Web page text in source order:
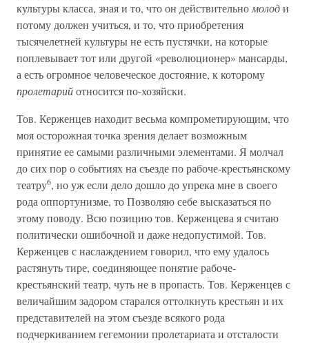
культуры класса, зная и то, что он действительно молоди
потому должен учиться, и то, что приобретения
тысячелетней культуры не есть пустячки, на которые
поплевывает тот или другой «революционер» мансарды,
а есть огромное человеческое достояние, к которому
пролетарийотносится по-хозяйски.
Тов. Керженцев находит весьма компрометирующим, что
моя осторожная точка зрения делает возможным
принятие ее самыми различными элементами. Я молчал
до сих пор о событиях на съезде по рабоче-крестьянскому
театру6, но уж если дело дошло до упрека мне в своего
рода оппортунизме, то Позволяю себе высказаться по
этому поводу. Всю позицию тов. Керженцева я считаю
политически ошибочной и даже недопустимой. Тов.
Керженцев с наслаждением говорил, что ему удалось
растянуть тире, соединяющее понятие рабоче-
крестьянский театр, чуть не в пропасть. Тов. Керженцев с
величайшим задором старался оттолкнуть крестьян и их
представителей на этом съезде всякого рода
подчеркиванием гегемонии пролетариата и отсталости